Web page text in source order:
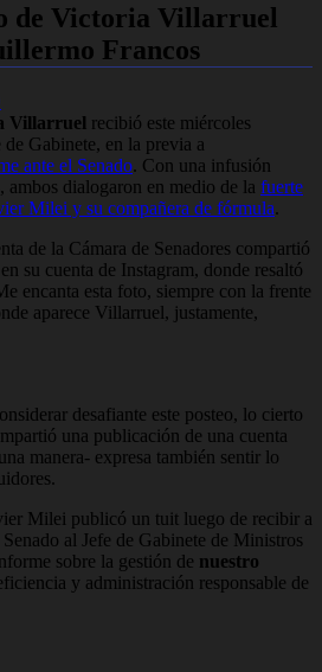
de Victoria Villarruel
Francos
Villarruel recibió este miércoles
de Gabinete, en la previa a
ante el Senado. Con una infusión
ambos dialogaron en medio de la fuerte
Milei y su compañera de fórmula.
de la Cámara de Senadores compartió
su cuenta de Instagram, donde resaltó
encanta esta foto, siempre con la frente
aparece Villarruel, justamente,
desafiante este posteo, lo cierto
una publicación de una cuenta
manera- expresa también sentir lo
Milei publicó un tuit luego de recibir a
al Jefe de Gabinete de Ministros
sobre la gestión de nuestro
y administración responsable de